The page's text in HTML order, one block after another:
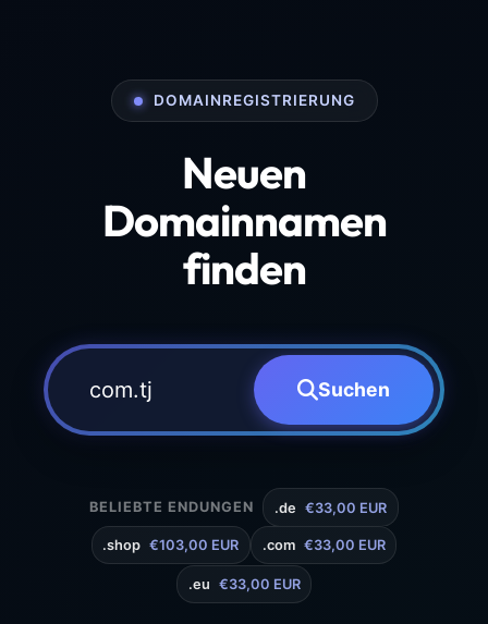
DOMAINREGISTRIERUNG
Neuen
Domainnamen
finden
Suchen
BELIEBTE ENDUNGEN .de €33,00 EUR
.shop €103,00 EUR .com €33,00 EUR
.eu €33,00 EUR